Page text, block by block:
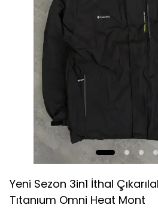
Yeni Sezon 3in1 İthal
Tıtanıum Omni Heat Mont